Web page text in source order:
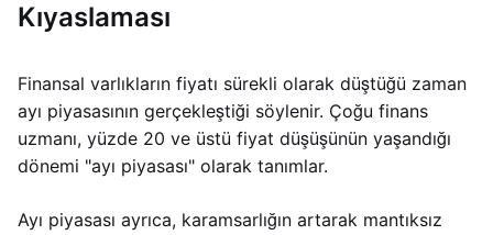
Kıyaslaması
Finansal varlıkların fiyatı sürekli olarak düştüğü zaman
ayı piyasasının gerçekleştiği söylenir. Çoğu finans
uzmanı, yüzde 20 ve üstü fiyat düşüşünün yaşandığı
dönemi "ayı piyasası" olarak tanımlar.
Ayı piyasası ayrıca, karamsarlığın artarak mantıksız